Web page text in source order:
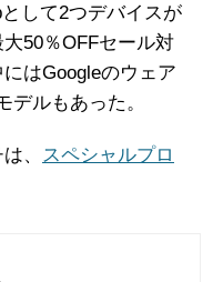
して2つデバイスが
50％OFFセール対
はGoogleのウェア
デルもあった。
、
スペシャルプロ